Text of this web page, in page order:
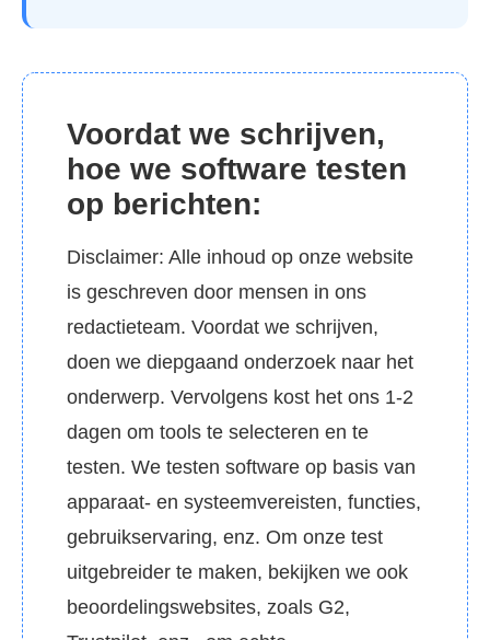
Voordat we schrijven,
hoe we software testen
op berichten:
Disclaimer: Alle inhoud op onze website
is geschreven door mensen in ons
redactieteam. Voordat we schrijven,
doen we diepgaand onderzoek naar het
onderwerp. Vervolgens kost het ons 1-2
dagen om tools te selecteren en te
testen. We testen software op basis van
apparaat- en systeemvereisten, functies,
gebruikservaring, enz. Om onze test
uitgebreider te maken, bekijken we ook
beoordelingswebsites, zoals G2,